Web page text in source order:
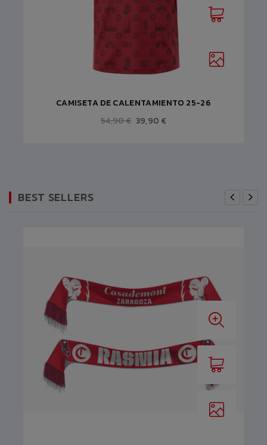
CAMISETA DE CALENTAMIENTO 25-26
54,90 € 39,90 €
BEST SELLERS